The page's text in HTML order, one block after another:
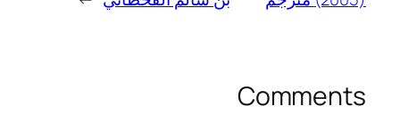
Comments